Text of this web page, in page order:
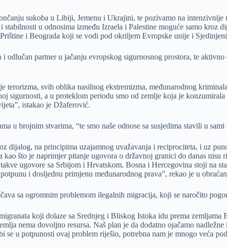
sukoba u Libiji, Jemenu i Ukrajini, te pozivamo na
u odnosima između Izraela i Palestine moguće samo
i Beograda koji se vodi pod okriljem Evropske unije i
odlučan partner u jačanju evropskog sigurnosnog prostora, te
terorizma, svih oblika nasilnog ekstremizma, međunarodnog
sigurnosti, a u proteklom periodu smo od zemlje koja je
istakao je Džaferović.
u brojnim stvarima, “te smo naše odnose sa susjedima stavili u
dijalog, na principima uzajamnog uvažavanja i reciprociteta, i uz
što je naprimjer pitanje ugovora o državnoj granici do danas
ugovore sa Srbijom i Hrvatskom. Bosna i Hercegovina stoji na
i dosljednu primjenu međunarodnog prava”, rekao je u
sa ogromnim problemom ilegalnih migracija, koji se naročito
koji dolaze sa Srednjeg i Bliskog Istoka idu prema
nema dovoljno resursa. Naš plan je da dodatno ojačamo
u potpunosti ovaj problem riješio, potrebna nam je mnogo veća